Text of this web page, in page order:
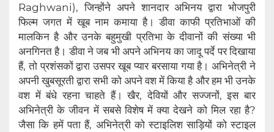
Raghwani), जिन्होंने अपने शानदार अभिनय द्वारा भोजपुरी
फिल्म जगत में खूब नाम कमाया है। डीवा काफी प्रतिभाओं की
मालकिन है और उनके बहुमुखी प्रतिभा के दीवानों की संख्या भी
अनगिनत है। डीवा ने जब भी अपने अभिनय का जादू पर्दे पर दिखाया
हैं, तो प्रशंसकों द्वारा उसपर खूब प्यार बरसाया गया है। अभिनेत्री ने
अपनी खुबसूरती द्वारा सभी को अपने वश में किया है और हम भी उनके
वश में बंधे रहना चाहते हैं। खैर, देवियों और सज्जनों, इस बार
अभिनेत्री के जीवन में सबसे विशेष में क्या देखने को मिल रहा है?
जैसा कि हमें पता हैं, अभिनेत्री को स्टाइलिश साड़ियों को‌ स्टाइल